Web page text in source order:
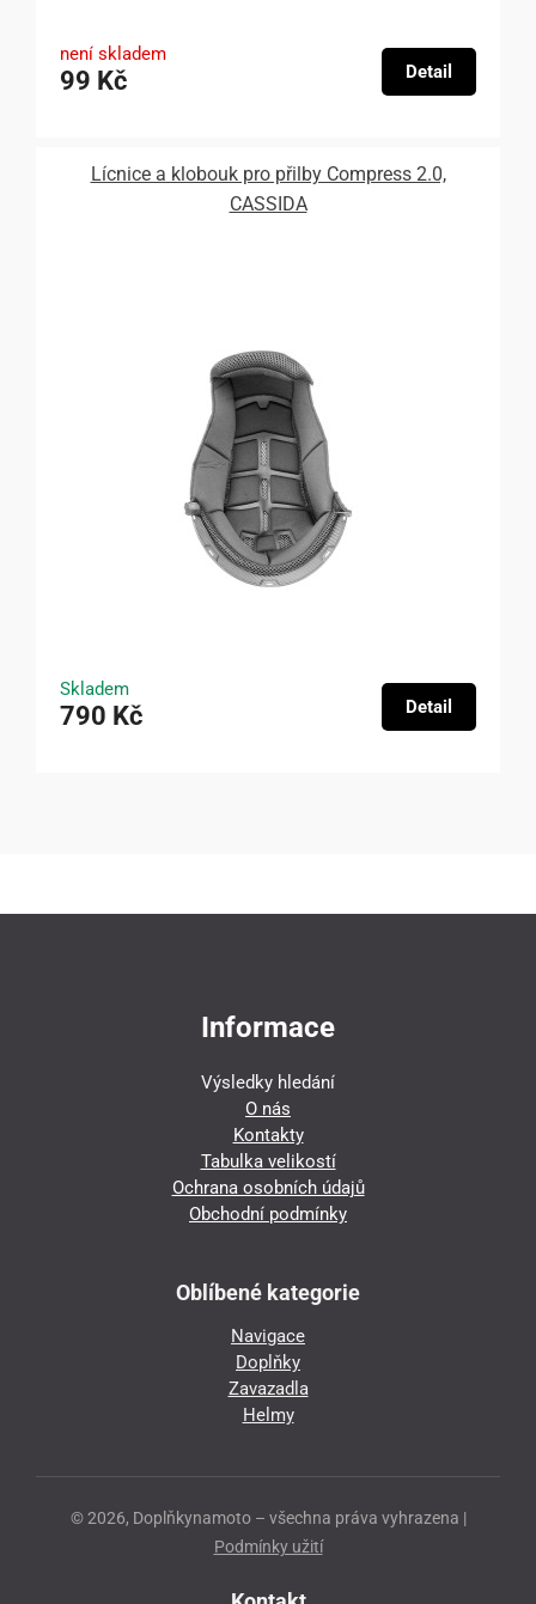
není skladem
99 Kč Detail
Lícnice a klobouk pro přilby Compress 2.0,
CASSIDA
Skladem
790 Kč Detail
Informace
Výsledky hledání
O nás
Kontakty
Tabulka velikostí
Ochrana osobních údajů
Obchodní podmínky
Oblíbené kategorie
Navigace
Doplňky
Zavazadla
Helmy
© 2026, Doplňkynamoto – všechna práva vyhrazena |
Podmínky užití